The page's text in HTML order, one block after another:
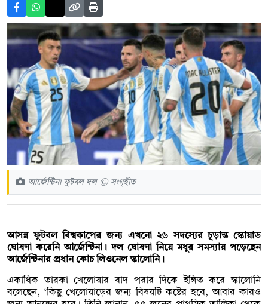
আর্জেন্টিনা ফুটবল দল © সংগৃহীত
আসন্ন ফুটবল বিশ্বকাপের জন্য এখনো ২৬ সদস্যের চূড়ান্ত স্কোয়াড
ঘোষণা করেনি আর্জেন্টিনা। দল ঘোষণা নিয়ে মধুর সমস্যায় পড়েছেন
আর্জেন্টিনার প্রধান কোচ লিওনেল স্কালোনি।
একাধিক তারকা খেলোয়ার বাদ পরার দিকে ইঙ্গিত করে স্কালোনি
বলেছেন, ‘কিছু খেলোয়াড়ের জন্য বিষয়টি কষ্টের হবে, আবার কারও